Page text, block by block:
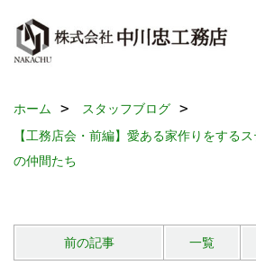
ホーム
スタッフブログ
【工務店会・前編】愛ある家作りをする
の仲間たち
前の記事 一覧